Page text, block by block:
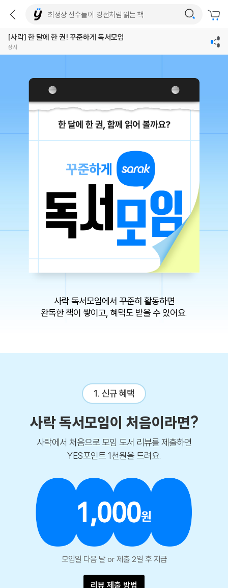
[사락] 한 달에 한 권! 꾸준하게 독서모임
상시
사락 독서모임에서 꾸준히 활동하면
완독한 책이 쌓이고, 혜택도 받을 수 있어요.
1. 신규 혜택
사락 독서모임이 처음이라면?
사락에서 처음으로 모임 도서 리뷰를 제출하면
YES포인트 1천원을 드려요.
모임일 다음 날 or 제출 2일 후 지급
리뷰 제출 방법